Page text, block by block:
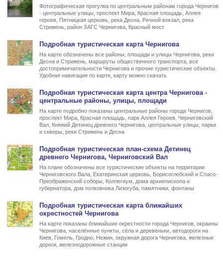
Фотографическая прогулка по центральным районам города Чернигов
- центральные улицы, проспект Мира, Красная площадь, Аллея
героев, Пятницкая церковь, река Десна, Речной вокзал, река
Стрижень, район ЗАГС Чернигова, Красный мост
Подробная туристическая карта Чернигова
На карте обозначены все районы, площади и улицы Чернигова, реки
Десна и Стрижень, маршруты общественного транспорта, все
достопримечательности Чернигова и прочие туристические объекты.
Удобная навигация по карте, карту можно скачать
Подробная туристическая карта центра Чернигова-
центральные районы, улицы, площади
На карте подробно показаны центральные районы города Чернигов,
проспект Мира, Красная площадь, парк Аллея Героев, Черниговский
Вал, Княжий Детинец древнего Чернигова, центральные улицы, парки
и скверы, реки Стрижень и Десна
Подробная туристическая план-схема Детинец
древнего Чернигова, Черниговский Вал
На плане обозначены все туристические объекты на территории
Черниговского Вала, Екатеринская церковь, Борисоглебский и Спасо-
Преображенский соборы, Коллегиум, дома архиепископа и
губернатора, дом полковника Лизогуба, памятники, фонтаны
Подробная туристическая карта ближайших
окрестностей Чернигова
На карте показаны ближайшие окрестности города Чернигов, окраины
Чернигова, населённые пункты, сёла и деревеньки, автодороги на
Киев, Гомель, Гродно, Нежин, окружная дорога Чернигова, железные
дороги, железнодорожные станции